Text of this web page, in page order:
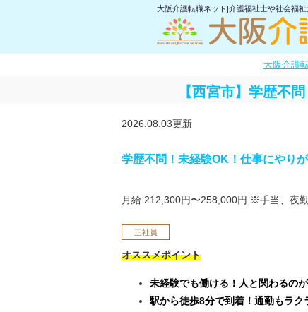
大阪介護転職ネット|介護福祉士や社会福
大阪介護
【西宮市】学歴不
2026.08.03更新
学歴不問！未経験OK！仕事にやり
月給 212,300円〜258,000円 ※手当、夜
正社員
オススメポイント
未経験でも働ける！人と関わるの
駅から徒歩8分で到着！通勤もラク